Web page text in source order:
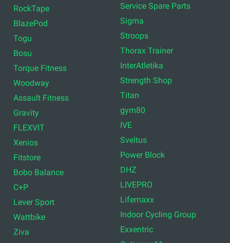
RockTape
BlazePod
Togu
Bosu
Torque Fitness
Woodway
Assault Fitness
Gravity
FLEXVIT
Xenios
Fitstore
Bobo Balance
C+P
Lever Sport
Wattbike
Ziva
Service Spare Parts
Sigma
Stroops
Thorax Trainer
InterAtletika
Strength Shop
Titan
gym80
IVE
Sveltus
Power Block
DHZ
LIVEPRO
Lifemaxx
Indoor Cycling Group
Exxentric